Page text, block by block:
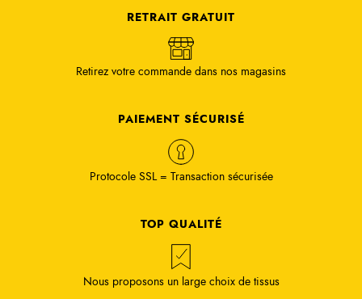
RETRAIT GRATUIT
Retirez votre commande dans nos magasins
PAIEMENT SÉCURISÉ
Protocole SSL = Transaction sécurisée
TOP QUALITÉ
Nous proposons un large choix de tissus